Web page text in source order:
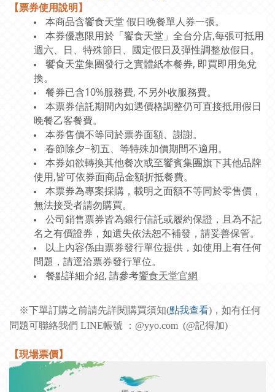
【票券使用說明】
本商品含饗食天堂 假日晚餐單人券一張。
本券優惠限用於「饗食天堂」全台分店,每張可抵用
週六、日、特殊節日、國定假日及彈性調整放假日。
饗食天堂集團發行之實體紙本餐券, 即買即用免兌
換。
餐券已含10%服務費, 不另外收服務費。
本票券信託期間內如遇價格調整仍可直接抵用假日
晚餐乙客餐費。
本券售價不等同於票券面額、謝謝。
春節除夕~初五、等特殊加價期間不適用。
本券如欲轉換其他餐次或至饗賓集團旗下其他品牌
使用,皆可依券面商品金額折抵餐費。
本票券為專案採購，載明之面額不等同於零售價，
無法接受者請勿購買。
公司銷售票券皆為銀行信託或履約保證，且為不記
名之有價證券，如遺失依法恕不補發，請妥善保管。
以上內容係由票券發行單位提供，如使用上有任何
問題，請逕洽票券發行單位。
餐點詳細介紹, 請參考饗食天堂官網
※下單訂購之前請先詳閱購買須知(點我查看)，如有任何
問題可聯絡我們 LINE帳號 ：@yyo.com (@記得加)
【現場票價】